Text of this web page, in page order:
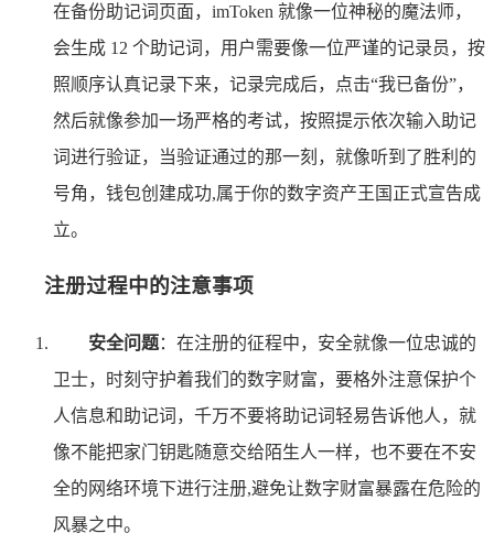
在备份助记词页面，imToken 就像一位神秘的魔法师，
会生成 12 个助记词，用户需要像一位严谨的记录员，按
照顺序认真记录下来，记录完成后，点击“我已备份”，
然后就像参加一场严格的考试，按照提示依次输入助记
词进行验证，当验证通过的那一刻，就像听到了胜利的
号角，钱包创建成功,属于你的数字资产王国正式宣告成
立。
注册过程中的注意事项
安全问题：在注册的征程中，安全就像一位忠诚的
卫士，时刻守护着我们的数字财富，要格外注意保护个
人信息和助记词，千万不要将助记词轻易告诉他人，就
像不能把家门钥匙随意交给陌生人一样，也不要在不安
全的网络环境下进行注册,避免让数字财富暴露在危险的
风暴之中。